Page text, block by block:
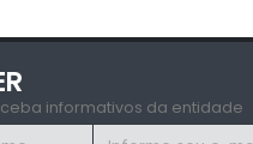
informativos da entidade